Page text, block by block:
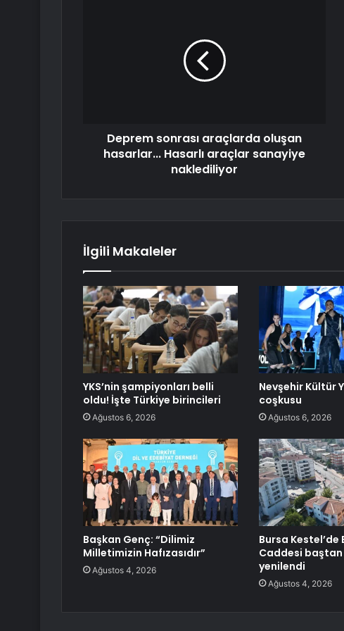
Deprem sonrası araçlarda oluşan
hasarlar... Hasarlı araçlar sanayiye
naklediliyor
İlgili Makaleler
YKS’nin şampiyonları belli
oldu! İşte Türkiye birincileri
Ağustos 6, 2026
Nevşehir Kültür
coşkusu
Ağustos 6, 2026
Başkan Genç: “Dilimiz
Milletimizin Hafızasıdır”
Ağustos 4, 2026
Bursa Kestel’de
Caddesi
yenilendi
Ağustos 4, 2026